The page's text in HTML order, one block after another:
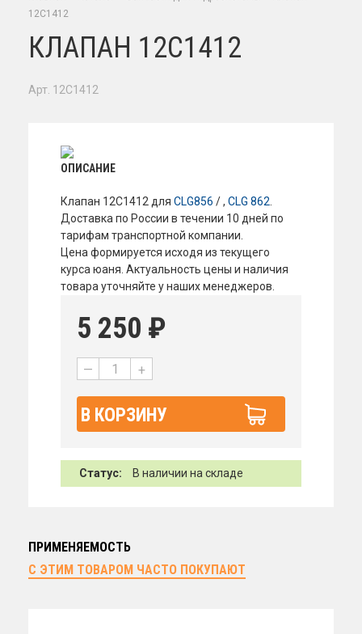
12C1412
КЛАПАН 12C1412
Арт. 12C1412
ОПИСАНИЕ
Клапан 12C1412 для CLG856 / , CLG 862
Доставка по России в течении 10 дней по
тарифам транспортной компании.
Цена формируется исходя из текущего
курса юаня. Актуальность цены и наличия
товара уточняйте у наших менеджеров.
5 250 ₽
— +
В КОРЗИНУ
Статус: В наличии на складе
ПРИМЕНЯЕМОСТЬ
С ЭТИМ ТОВАРОМ ЧАСТО ПОКУПАЮТ